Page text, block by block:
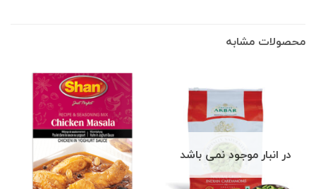
محصولات مشابه
در انبار موجود نمی باشد